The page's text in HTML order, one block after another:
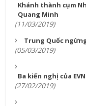
Khánh thành cụm
Quang Minh
(11/03/2019)
Trung Quốc
(05/03/2019)
Ba kiến nghị của
(27/02/2019)